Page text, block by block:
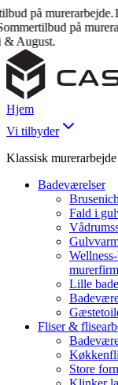
på murerarbejde.
på
August.
Hjem
Vi tilbyder
Klassisk murerarbejde
Badeværelser
Fald i
Lille
Fliser &
Store